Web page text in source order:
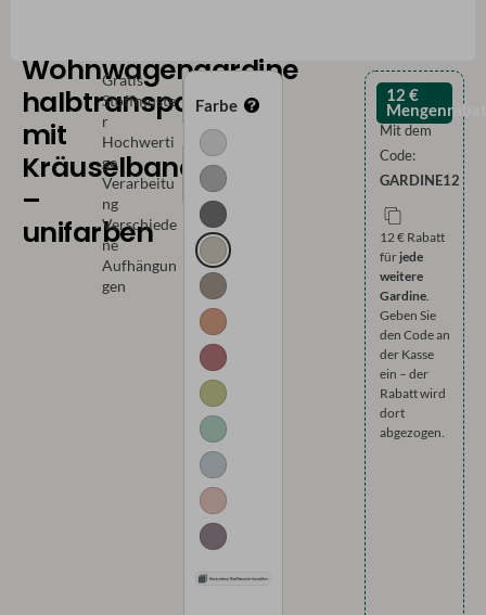
Wohnwagengardine
halbtransparent
mit
Kräuselband
–
unifarben
Gratis
Stoffmuste
r
Hochwerti
ge
Verarbeitu
ng
Verschiede
ne
Aufhängun
gen
Farbe
12 €
Mit dem
Code:
GARDINE12
12 € Rabatt
für jede
weitere
Gardine.
Geben Sie
den Code an
der Kasse
ein – der
Rabatt wird
dort
abgezogen.